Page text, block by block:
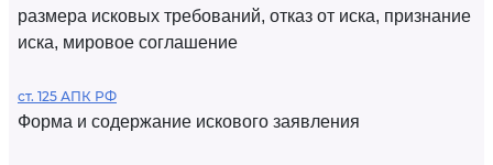
размера исковых требований, отказ от иска, признание
иска, мировое соглашение
ст. 125 АПК РФ
Форма и содержание искового заявления